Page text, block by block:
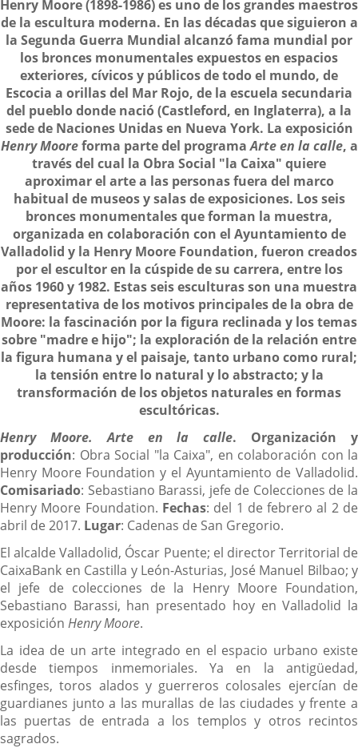
Descripción
Henry Moore (1898-1986) es uno de los grandes maestros
de la escultura moderna. En las décadas que siguieron a
la Segunda Guerra Mundial alcanzó fama mundial por
los bronces monumentales expuestos en espacios
exteriores, cívicos y públicos de todo el mundo, de
Escocia a orillas del Mar Rojo, de la escuela secundaria
del pueblo donde nació (Castleford, en Inglaterra), a la
sede de Naciones Unidas en Nueva York. La exposición
Henry Mooreforma parte del programaArte en la calle, a
través del cual la Obra Social "la Caixa" quiere
aproximar el arte a las personas fuera del marco
habitual de museos y salas de exposiciones. Los seis
bronces monumentales que forman la muestra,
organizada en colaboración con el Ayuntamiento de
Valladolid y la Henry Moore Foundation, fueron creados
por el escultor en la cúspide de su carrera, entre los
años 1960 y 1982. Estas seis esculturas son una muestra
representativa de los motivos principales de la obra de
Moore: la fascinación por la figura reclinada y los temas
sobre "madre e hijo"; la exploración de la relación entre
la figura humana y el paisaje, tanto urbano como rural;
la tensión entre lo natural y lo abstracto; y la
transformación de los objetos naturales en formas
escultóricas.
Henry Moore. Arte en la calle.
Organización y
producción: Obra Social "la Caixa", en colaboración con la
Henry Moore Foundation y el Ayuntamiento de Valladolid.
Comisariado: Sebastiano Barassi, jefe de Colecciones de la
Henry Moore Foundation. Fechas: del 1 de febrero al 2 de
abril de 2017. Lugar: Cadenas de San Gregorio.
El alcalde Valladolid, Óscar Puente; el director Territorial de
CaixaBank en Castilla y León-Asturias, José Manuel Bilbao; y
el jefe de colecciones de la Henry Moore Foundation,
Sebastiano Barassi, han presentado hoy en Valladolid la
exposición Henry Moore.
La idea de un arte integrado en el espacio urbano existe
desde tiempos inmemoriales. Ya en la antigüedad,
esfinges, toros alados y guerreros colosales ejercían de
guardianes junto a las murallas de las ciudades y frente a
las puertas de entrada a los templos y otros recintos
sagrados.